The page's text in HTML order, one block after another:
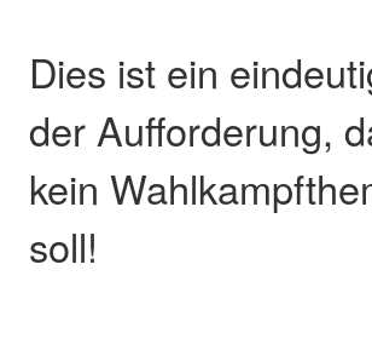
Dies ist ein
der Aufforderung,
kein
soll!